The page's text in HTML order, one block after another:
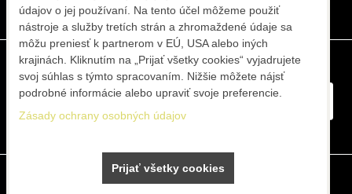
Zásady ochrany osobných údajov
údajov o jej používaní. Na tento účel môžeme použiť
nástroje a služby tretích strán a zhromaždené údaje sa
môžu preniesť k partnerom v EÚ, USA alebo iných
krajinách. Kliknutím na „Prijať všetky cookies“ vyjadrujete
svoj súhlas s týmto spracovaním. Nižšie môžete nájsť
podrobné informácie alebo upraviť svoje preferencie.
Zásady ochrany osobných údajov
Prijať všetky cookies